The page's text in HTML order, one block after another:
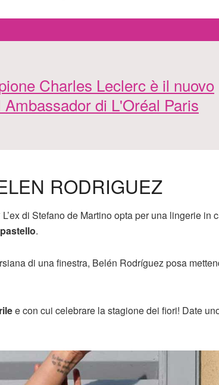
Charles Leclerc è il nuovo
Ambassador di L'Oréal Paris
RODRIGUEZ
di Stefano de Martino opta per una lingerie in
.
di una finestra, Belén Rodríguez posa
e con cui celebrare la stagione dei fiori! Date